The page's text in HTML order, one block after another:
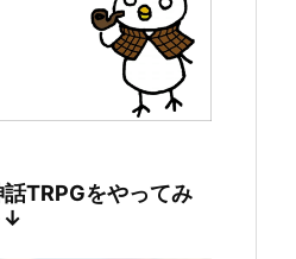
TRPGをやってみ